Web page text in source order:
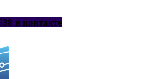
в контакте